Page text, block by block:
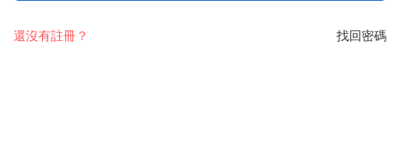
找回密碼
還沒有註冊？